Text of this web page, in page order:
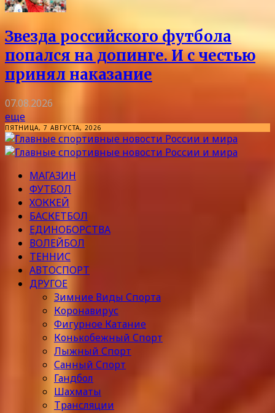
Звезда российского футбола
попался на допинге. И с честью
принял наказание
07.08.2026
еще
ПЯТНИЦА, 7 АВГУСТА, 2026
МАГАЗИН
ФУТБОЛ
ХОККЕЙ
БАСКЕТБОЛ
ЕДИНОБОРСТВА
ВОЛЕЙБОЛ
ТЕННИС
АВТОСПОРТ
ДРУГОЕ
Зимние Виды Спорта
Коронавирус
Фигурное Катание
Конькобежный Спорт
Лыжный Спорт
Санный Спорт
Гандбол
Шахматы
Трансляции